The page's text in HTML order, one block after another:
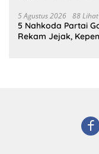
5 Agustus 2026 88 Lihat
5 Nahkoda Partai
Rekam Jejak,